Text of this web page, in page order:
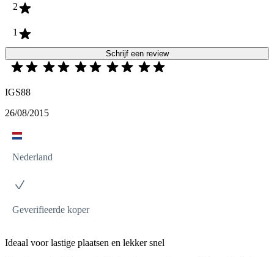
2
1
Schrijf een review
IGS88
26/08/2015
Nederland
Geverifieerde koper
Ideaal voor lastige plaatsen en lekker snel